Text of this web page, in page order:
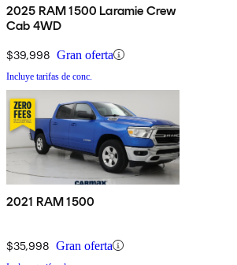
2025 RAM 1500 Laramie Crew
Cab 4WD
$39,998 Gran oferta
Incluye tarifas de conc.
2021 RAM 1500
$35,998 Gran oferta